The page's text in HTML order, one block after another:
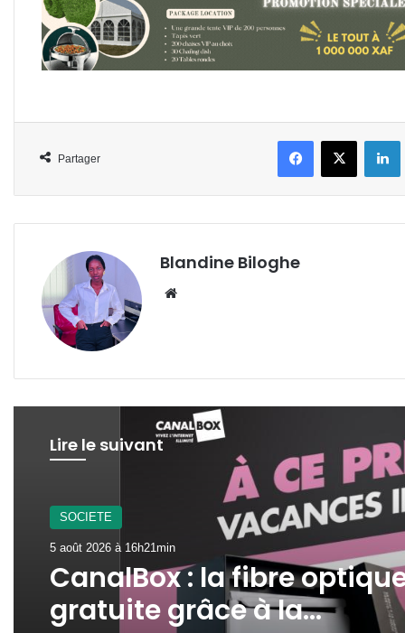
Partager
FacebookX
Blandine Biloghe
Lire le suivant
SOCIETE
5 août 2026 à 16h21min
CanalBox : la fibre
gratuite grâce à la